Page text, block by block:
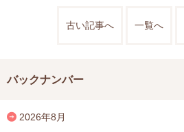
古い記事へ 一覧へ
バックナンバー
2026年8月